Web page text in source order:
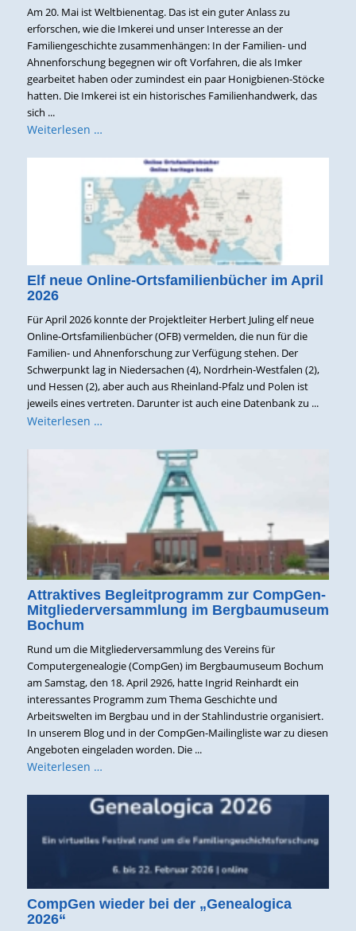
Am 20. Mai ist Weltbienentag. Das ist ein guter Anlass zu
erforschen, wie die Imkerei und unser Interesse an der
Familiengeschichte zusammenhängen: In der Familien- und
Ahnenforschung begegnen wir oft Vorfahren, die als Imker
gearbeitet haben oder zumindest ein paar Honigbienen-Stöcke
hatten. Die Imkerei ist ein historisches Familienhandwerk, das
sich ...
Weiterlesen …
Elf neue Online-Ortsfamilienbücher im April
2026
Für April 2026 konnte der Projektleiter Herbert Juling elf neue
Online-Ortsfamilienbücher (OFB) vermelden, die nun für die
Familien- und Ahnenforschung zur Verfügung stehen. Der
Schwerpunkt lag in Niedersachen (4), Nordrhein-Westfalen (2),
und Hessen (2), aber auch aus Rheinland-Pfalz und Polen ist
jeweils eines vertreten. Darunter ist auch eine Datenbank zu ...
Weiterlesen …
Attraktives Begleitprogramm zur CompGen-
Mitgliederversammlung im Bergbaumuseum
Bochum
Rund um die Mitgliederversammlung des Vereins für
Computergenealogie (CompGen) im Bergbaumuseum Bochum
am Samstag, den 18. April 2926, hatte Ingrid Reinhardt ein
interessantes Programm zum Thema Geschichte und
Arbeitswelten im Bergbau und in der Stahlindustrie organisiert.
In unserem Blog und in der CompGen-Mailingliste war zu diesen
Angeboten eingeladen worden. Die ...
Weiterlesen …
CompGen wieder bei der „Genealogica
2026“